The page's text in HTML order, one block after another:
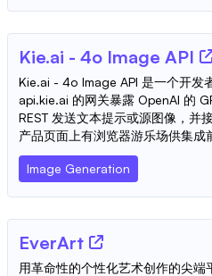
Kie.ai - 4o Image API
Kie.ai - 4o Image API 是一个开发
api.kie.ai 的网关暴露 OpenAI 的
REST 发送文本提示或源图像，并
产品页面上有浏览器游乐场供集成
Image Generation
EverArt
用革命性的个性化艺术创作的尖